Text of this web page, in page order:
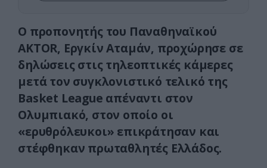
Ο προπονητής του Παναθηναϊκού
ΑΚΤΟR, Εργκίν Αταμάν, προχώρησε σε
δηλώσεις στις τηλεοπτικές κάμερες
μετά τον συγκλονιστικό τελικό της
Basket League απέναντι στον
Ολυμπιακό, στον οποίο οι
«ερυθρόλευκοι» επικράτησαν και
στέφθηκαν πρωταθλητές Ελλάδος.